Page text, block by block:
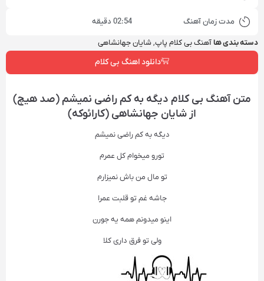
مدت زمان آهنگ 02:54 دقیقه
دسته بندی هاآهنگ بی کلام پاپ,شایان جهانشاهی
دانلود اهنگ بی کلام
متن آهنگ بی کلام دیگه به کم راضی نمیشم (صد هیچ)
از شایان جهانشاهی (کارائوکه)
دیگه به کم راضی نمیشم
تورو میخوام کل عمرم
تو مال من باش نمیزارم
جاشه غم تو قلبت عمرا
اینو میدونم همه یه جورن
ولی تو فرق داری کلا